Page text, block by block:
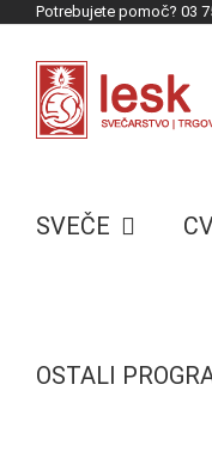
content
Potrebujete pomoč? 03
SVEČE
OSTALI